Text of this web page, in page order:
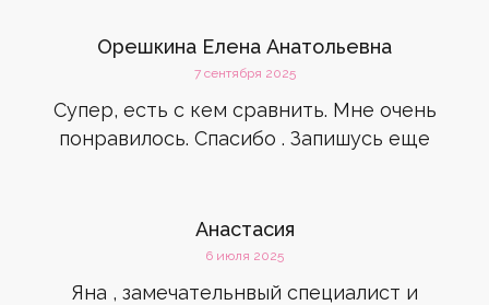
Орешкина Елена Анатольевна
7 сентября 2025
Супер, есть с кем сравнить. Мне очень
понравилось. Спасибо . Запишусь еще
Анастасия
6 июля 2025
Яна , замечательнвый специалист и